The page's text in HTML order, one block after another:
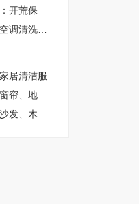
开荒保
调清洗、
居清洁服
帘、地
发、木地